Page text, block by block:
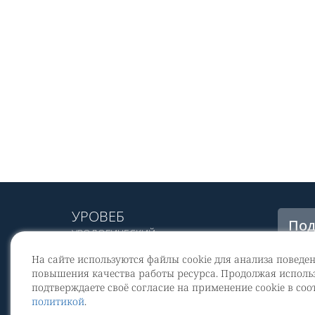
На сайте используются файлы cookie для анализа
повышения качества работы ресурса. Продолжая
подтверждаете своё согласие на применение cookie в
политикой.
УРОВЕБ
УРОЛОГИЧЕСКИЙ
© 2002 - 2026
МЕДИАКИТ 2023